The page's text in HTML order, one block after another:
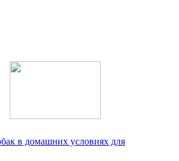
в домашних условиях для